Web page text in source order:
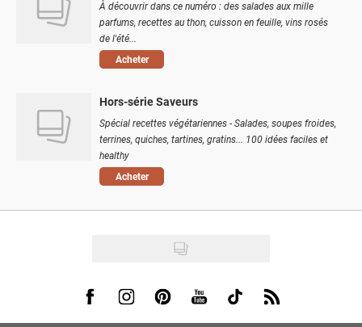
À découvrir dans ce numéro : des salades aux mille
parfums, recettes au thon, cuisson en feuille, vins rosés
de l'été...
Acheter
Hors-série Saveurs
Spécial recettes végétariennes - Salades, soupes froides,
terrines, quiches, tartines, gratins... 100 idées faciles et
healthy
Acheter
Visit us on Facebook
Visit us on Instagram
Visit us on Pinterest
Visit us on Youtube
Visit us on Tiktok
Visit us on Rss